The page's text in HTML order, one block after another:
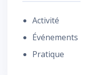
Activité
Événements
Pratique